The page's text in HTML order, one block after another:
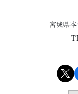
宮城県
X